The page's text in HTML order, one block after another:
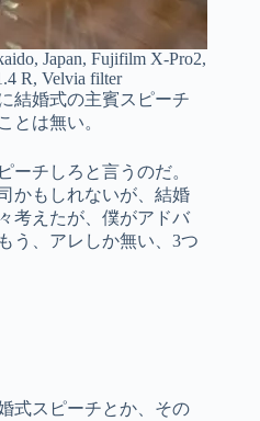
Japan, Fujifilm X-Pro2,
R, Velvia filter
結婚式の主賓スピーチ
とは無い。
ーチしろと言うのだ。
かもしれないが、結婚
考えたが、僕がアドバ
う、アレしか無い、3つ
式スピーチとか、その